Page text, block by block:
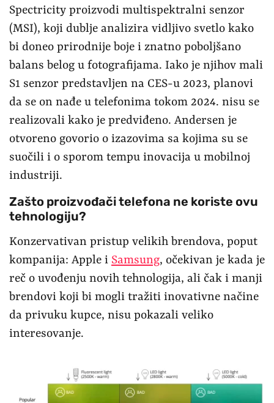
Spectricity proizvodi multispektralni senzor
(MSI), koji dublje analizira vidljivo svetlo kako
bi doneo prirodnije boje i znatno poboljšano
balans belog u fotografijama. Iako je njihov mali
S1 senzor predstavljen na CES-u 2023, planovi
da se on nađe u telefonima tokom 2024. nisu se
realizovali kako je predviđeno. Andersen je
otvoreno govorio o izazovima sa kojima su se
suočili i o sporom tempu inovacija u mobilnoj
industriji.
Zašto proizvođači telefona ne koriste ovu
tehnologiju?
Konzervativan pristup velikih brendova, poput
kompanija: Apple i Samsung, očekivan je kada je
reč o uvođenju novih tehnologija, ali čak i manji
brendovi koji bi mogli tražiti inovativne načine
da privuku kupce, nisu pokazali veliko
interesovanje.